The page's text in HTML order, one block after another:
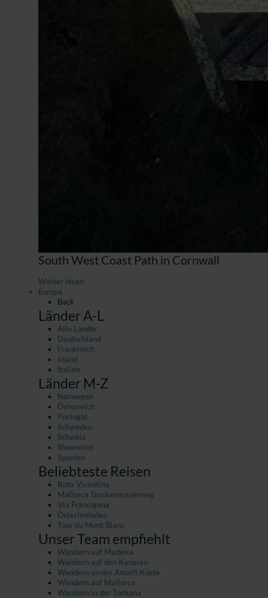
South West Coast Path in Cornwall
Weiter lesen
Europa
Back
Länder A-L
Alle Länder
Deutschland
Frankreich
Irland
Italien
Länder M-Z
Norwegen
Österreich
Portugal
Schweden
Schweiz
Slowenien
Spanien
Beliebteste Reisen
Rota Vicentina
Mallorca Trockenmauerweg
Via Francigena
Österlenleden
Tour du Mont Blanc
Unser Team empfiehlt
Wandern auf Madeira
Wandern auf den Kanaren
Wandern an der Amalfi Küste
Wandern auf Mallorca
Wandern in der Toskana